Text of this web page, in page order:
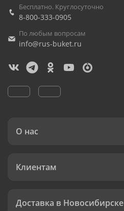
Бесплатно. Круглосуточно
8-800-333-0905
По любым вопросам
info@rus-buket.ru
О нас
Клиентам
Доставка в Новосибирске